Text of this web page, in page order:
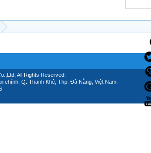
All Rights Reserved.
chính, Q. Thanh Khê, Thp. Đà Nẵng, Việt Nam.